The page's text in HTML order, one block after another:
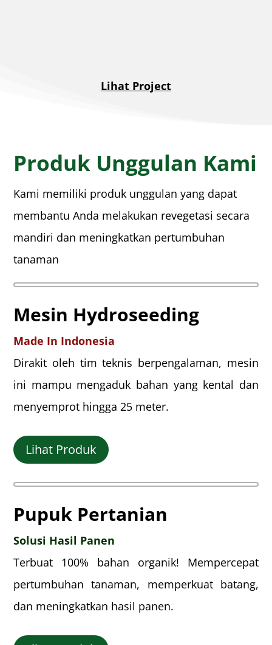
Lihat Project
Produk Unggulan Kami
Kami memiliki produk unggulan yang dapat
membantu Anda melakukan revegetasi secara
mandiri dan meningkatkan pertumbuhan
tanaman
Mesin Hydroseeding
Made In Indonesia
Dirakit oleh tim teknis berpengalaman, mesin
ini mampu mengaduk bahan yang kental dan
menyemprot hingga 25 meter.
Lihat Produk
Pupuk Pertanian
Solusi Hasil Panen
Terbuat 100% bahan organik! Mempercepat
pertumbuhan tanaman, memperkuat batang,
dan meningkatkan hasil panen.